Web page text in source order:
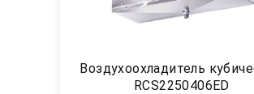
Воздухоохладитель
RCS2250406ED